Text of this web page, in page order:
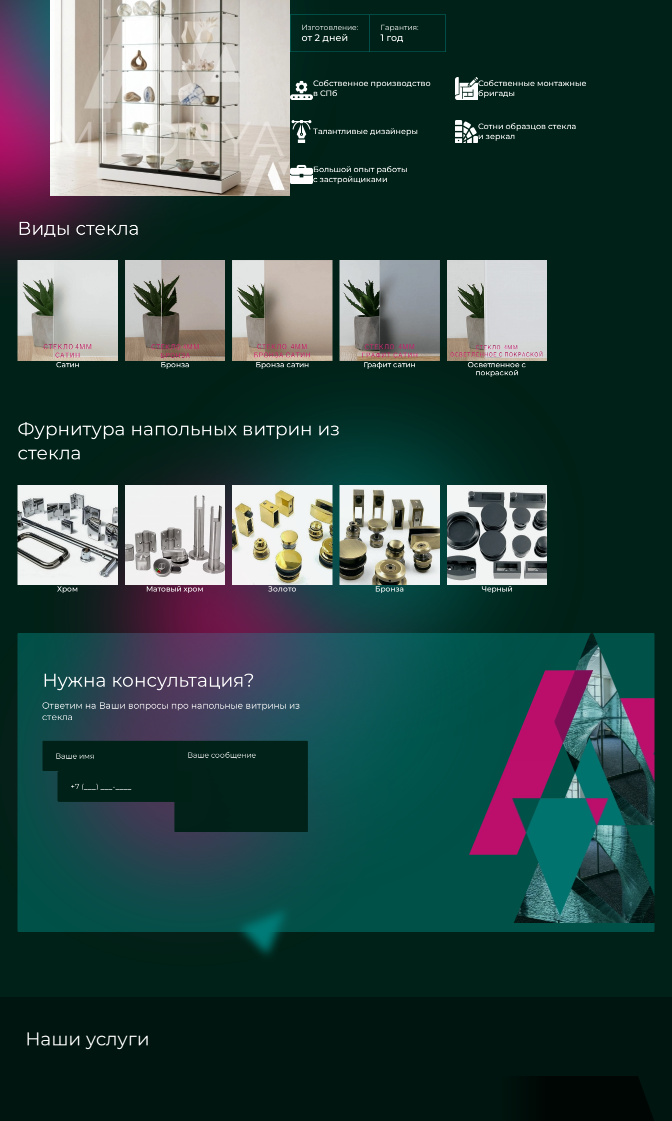
Изготовление:
от 2 дней
Гарантия:
1 год
Собственное производство
в СПб
Собственные монтажные
бригады
Талантливые дизайнеры
Сотни образцов стекла
и зеркал
Большой опыт работы
с застройщиками
Виды стекла
Сатин Бронза Бронза сатин Графит сатин
Осветленное с
покраской
Фурнитура напольных витрин из
стекла
Хром Матовый хром Золото Бронза Черный
Нужна консультация?
Ответим на Ваши вопросы про напольные витрины из
стекла
Наши услуги